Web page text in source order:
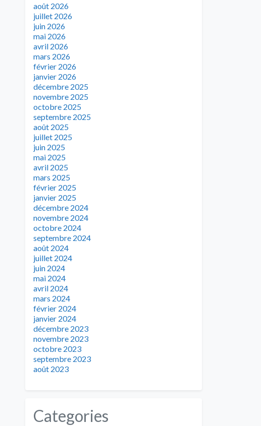
août 2026
juillet 2026
juin 2026
mai 2026
avril 2026
mars 2026
février 2026
janvier 2026
décembre 2025
novembre 2025
octobre 2025
septembre 2025
août 2025
juillet 2025
juin 2025
mai 2025
avril 2025
mars 2025
février 2025
janvier 2025
décembre 2024
novembre 2024
octobre 2024
septembre 2024
août 2024
juillet 2024
juin 2024
mai 2024
avril 2024
mars 2024
février 2024
janvier 2024
décembre 2023
novembre 2023
octobre 2023
septembre 2023
août 2023
Categories